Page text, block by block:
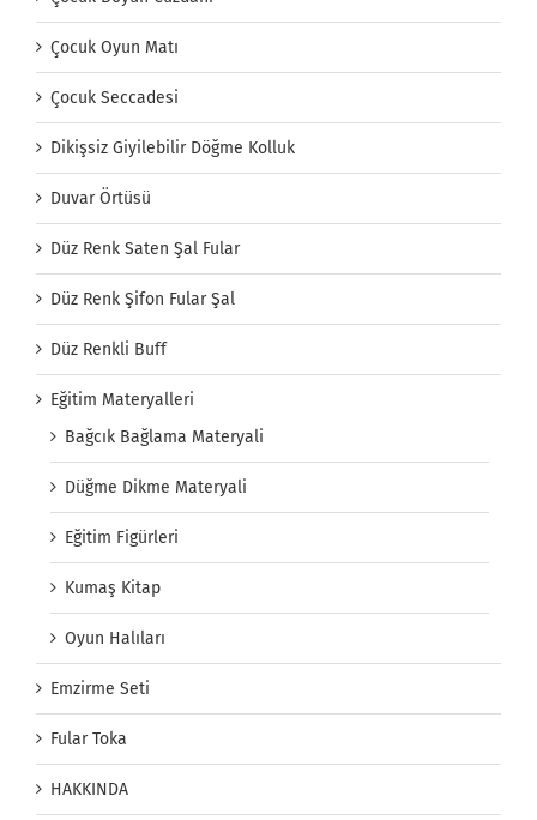
Çocuk Oyun Matı
Çocuk Seccadesi
Dikişsiz Giyilebilir Döğme Kolluk
Duvar Örtüsü
Düz Renk Saten Şal Fular
Düz Renk Şifon Fular Şal
Düz Renkli Buff
Eğitim Materyalleri
Bağcık Bağlama Materyali
Düğme Dikme Materyali
Eğitim Figürleri
Kumaş Kitap
Oyun Halıları
Emzirme Seti
Fular Toka
HAKKINDA